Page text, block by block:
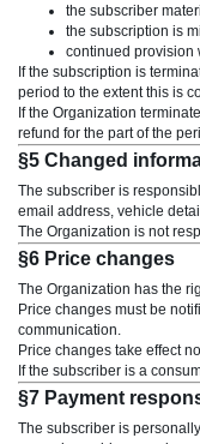
the subscriber
the subscription is
continued provision
If the subscription is
period to the extent this is
If the Organization
refund for the part of the
§5 Changed
The subscriber is
email address, vehicle
The Organization is not
§6 Price changes
The Organization has the
Price changes must be
communication.
Price changes take effect
If the subscriber is a
§7 Payment
The subscriber is